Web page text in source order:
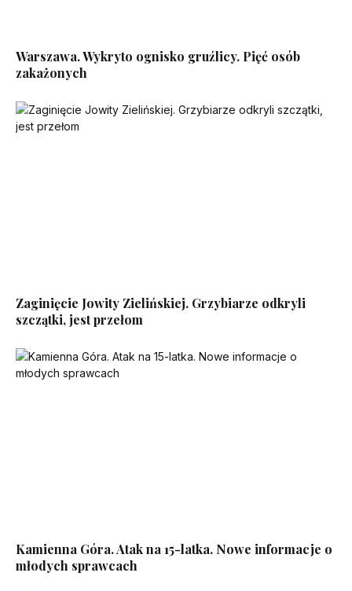
Warszawa. Wykryto ognisko gruźlicy. Pięć osób
zakażonych
Zaginięcie Jowity Zielińskiej. Grzybiarze odkryli
szczątki, jest przełom
Kamienna Góra. Atak na 15-latka. Nowe informacje o
młodych sprawcach